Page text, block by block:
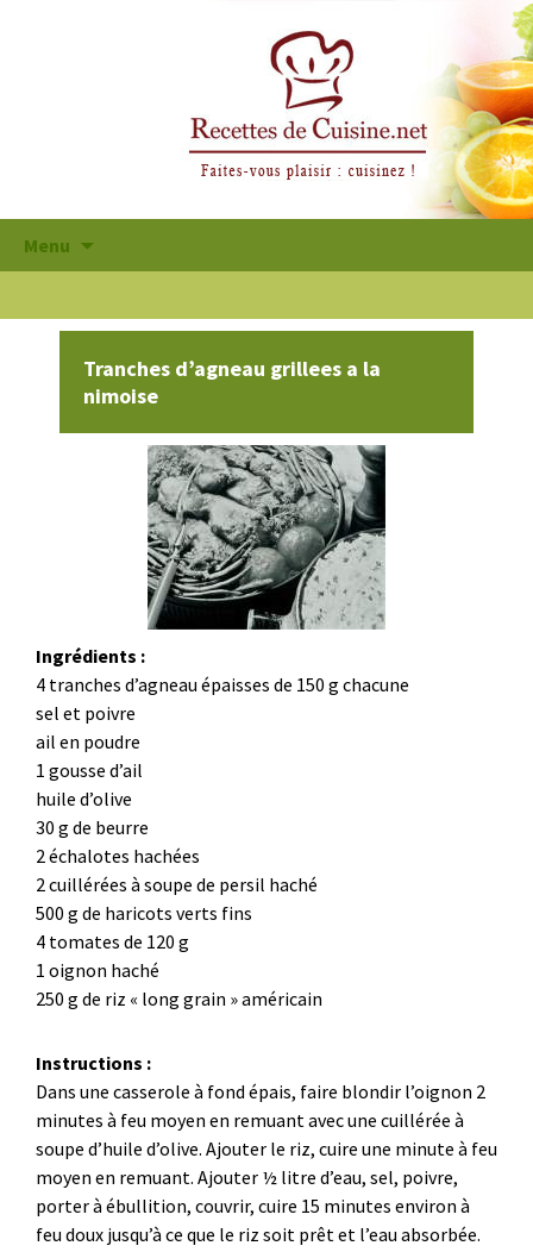
Menu
principal
Tranches d’agneau grillees a la
nimoise
Ingrédients :
4 tranches d’agneau épaisses de 150 g chacune
sel et poivre
ail en poudre
1 gousse d’ail
huile d’olive
30 g de beurre
2 échalotes hachées
2 cuillérées à soupe de persil haché
500 g de haricots verts fins
4 tomates de 120 g
1 oignon haché
250 g de riz « long grain » américain
Instructions :
Dans une casserole à fond épais, faire blondir l’oignon 2
minutes à feu moyen en remuant avec une cuillérée à
soupe d’huile d’olive. Ajouter le riz, cuire une minute à feu
moyen en remuant. Ajouter ½ litre d’eau, sel, poivre,
porter à ébullition, couvrir, cuire 15 minutes environ à
feu doux jusqu’à ce que le riz soit prêt et l’eau absorbée.